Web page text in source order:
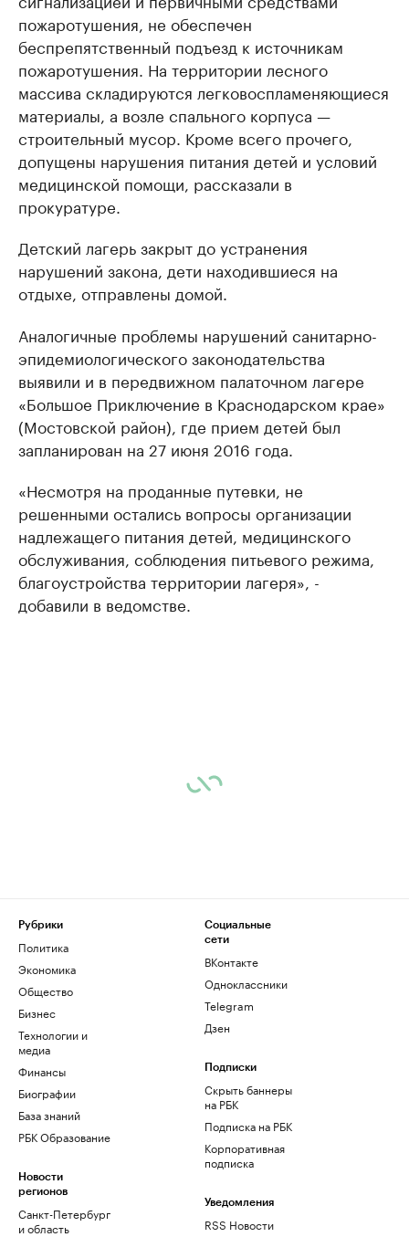
пожаротушения, не обеспечен
беспрепятственный подъезд к источникам
пожаротушения. На территории лесного
массива складируются легковоспламеняющиеся
материалы, а возле спального корпуса —
строительный мусор. Кроме всего прочего,
допущены нарушения питания детей и условий
медицинской помощи, рассказали в
прокуратуре.
Детский лагерь закрыт до устранения
нарушений закона, дети находившиеся на
отдыхе, отправлены домой.
Аналогичные проблемы нарушений санитарно-
эпидемиологического законодательства
выявили и в передвижном палаточном лагере
«Большое Приключение в Краснодарском крае»
(Мостовской район), где прием детей был
запланирован на 27 июня 2016 года.
«Несмотря на проданные путевки, не
решенными остались вопросы организации
надлежащего питания детей, медицинского
обслуживания, соблюдения питьевого режима,
благоустройства территории лагеря», -
добавили в ведомстве.
Рубрики
Политика
Экономика
Общество
Бизнес
Технологии и
медиа
Финансы
Биографии
База знаний
РБК Образование
Новости
регионов
Санкт-Петербург
и область
Социальные
сети
ВКонтакте
Одноклассники
Telegram
Дзен
Подписки
Скрыть баннеры
на РБК
Подписка на РБК
Корпоративная
подписка
Уведомления
RSS Новости